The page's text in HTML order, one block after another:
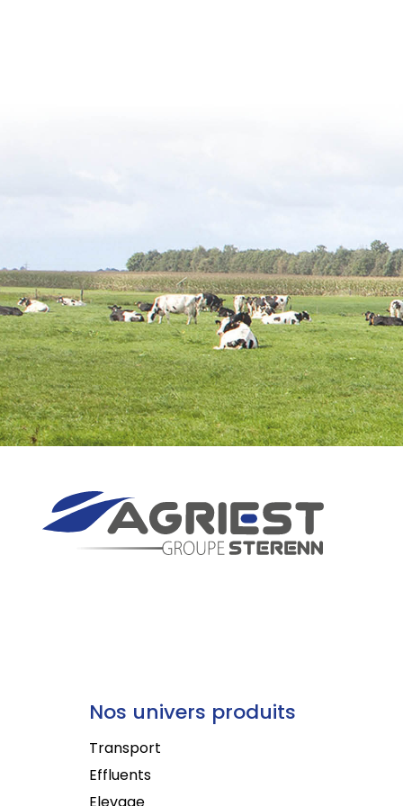
Nos univers produits
Transport
Effluents